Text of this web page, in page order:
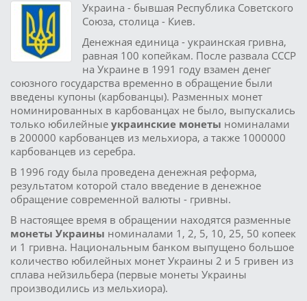
Украина - бывшая Республика Советского
Союза, столица - Киев.
Денежная единица - украинская гривна,
равная 100 копейкам. После развала СССР
на Украине в 1991 году взамен денег
союзного государства временно в обращение были
введены купоны (карбованцы). Разменных монет
номинированных в карбованцах не было, выпускались
только юбилейные украинские монеты номиналами
в 200000 карбованцев из мельхиора, а также 1000000
карбованцев из серебра.
В 1996 году была проведена денежная реформа,
результатом которой стало введение в денежное
обращение современной валюты - гривны.
В настоящее время в обращении находятся разменные
монеты Украины номиналами 1, 2, 5, 10, 25, 50 копеек
и 1 гривна. Национальным банком выпущено большое
количество юбилейных монет Украины 2 и 5 гривен из
сплава нейзильбера (первые монеты Украины
производились из мельхиора).